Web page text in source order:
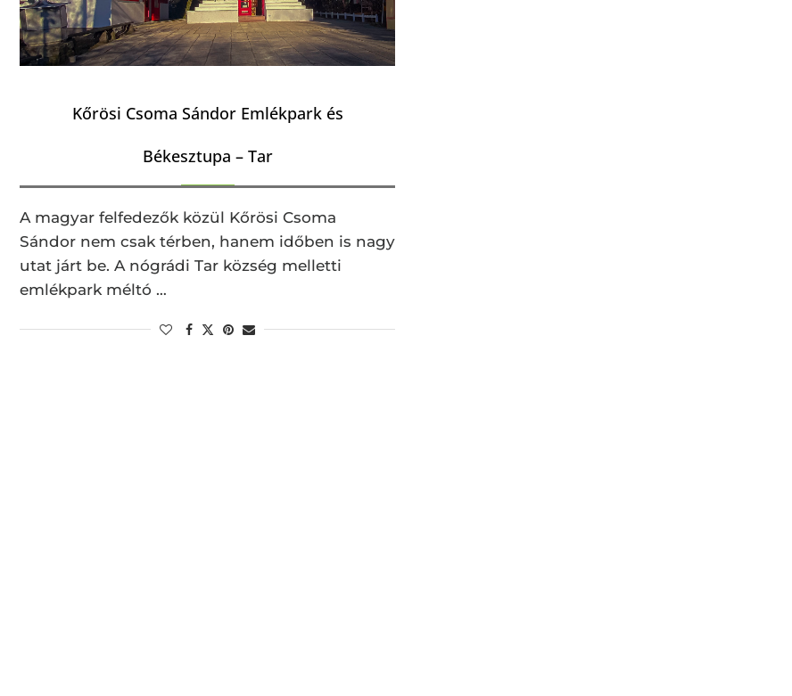
Kőrösi Csoma Sándor Emlékpark és
Békesztupa – Tar
A magyar felfedezők közül Kőrösi Csoma
Sándor nem csak térben, hanem időben is nagy
utat járt be. A nógrádi Tar község melletti
emlékpark méltó …